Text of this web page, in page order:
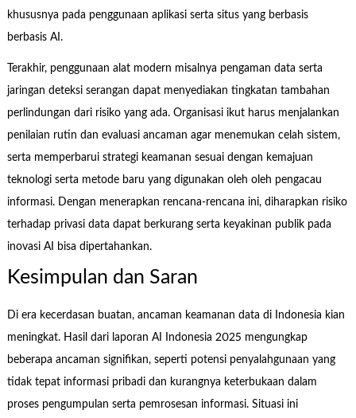
khususnya pada penggunaan aplikasi serta situs yang berbasis
berbasis AI.
Terakhir, penggunaan alat modern misalnya pengaman data serta
jaringan deteksi serangan dapat menyediakan tingkatan tambahan
perlindungan dari risiko yang ada. Organisasi ikut harus menjalankan
penilaian rutin dan evaluasi ancaman agar menemukan celah sistem,
serta memperbarui strategi keamanan sesuai dengan kemajuan
teknologi serta metode baru yang digunakan oleh oleh pengacau
informasi. Dengan menerapkan rencana-rencana ini, diharapkan risiko
terhadap privasi data dapat berkurang serta keyakinan publik pada
inovasi AI bisa dipertahankan.
Kesimpulan dan Saran
Di era kecerdasan buatan, ancaman keamanan data di Indonesia kian
meningkat. Hasil dari laporan AI Indonesia 2025 mengungkap
beberapa ancaman signifikan, seperti potensi penyalahgunaan yang
tidak tepat informasi pribadi dan kurangnya keterbukaan dalam
proses pengumpulan serta pemrosesan informasi. Situasi ini